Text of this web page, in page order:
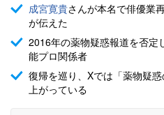
成宮寛貴さんが本名で俳優業
が伝えた
2016年の薬物疑惑報道を否定
能プロ関係者
復帰を巡り、Xでは「薬物疑
上がっている